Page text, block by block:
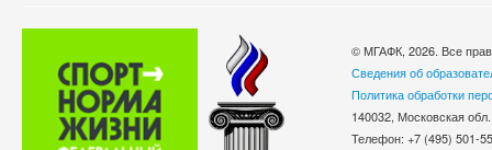
© МГАФК, 2026. Все
Сведения об
Политика обработки
140032, Московская
Телефон: +7 (495)